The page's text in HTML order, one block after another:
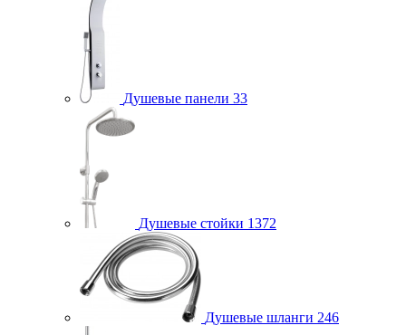
Душевые панели 33
Душевые стойки 1372
Душевые шланги 246